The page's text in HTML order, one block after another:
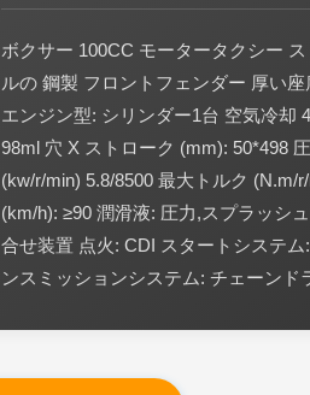
ボクサー 100CC モータータクシー
ルの 鋼製 フロントフェンダー 厚い
エンジン型: シリンダー1台 空気冷却
98ml 穴 X ストローク (mm): 50*498
(kw/r/min) 5.8/8500 最大トルク (N.m/
(km/h): ≥90 潤滑液: 圧力,スプラッシ
合せ装置 点火: CDI スタートシステ
ンスミッションシステム: チェーンド